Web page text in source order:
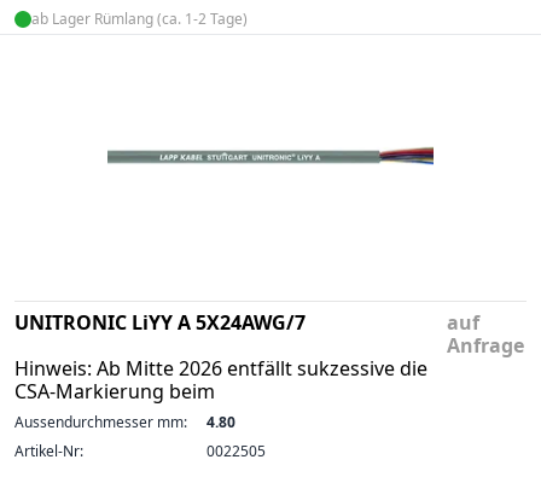
ab Lager Rümlang (ca. 1-2 Tage)
UNITRONIC LiYY A 5X24AWG/7
Hinweis: Ab Mitte 2026 entfällt sukzessive die
CSA-Markierung beim
auf
Anfrage
Aussendurchmesser mm:
4.80
Artikel-Nr:
0022505